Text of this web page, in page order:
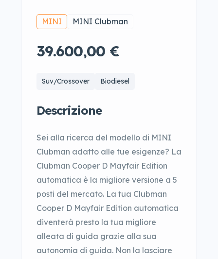
MINI MINI Clubman
39.600,00 €
Suv/Crossover Biodiesel
Descrizione
Sei alla ricerca del modello di MINI
Clubman adatto alle tue esigenze? La
Clubman Cooper D Mayfair Edition
automatica è la migliore versione a 5
posti del mercato. La tua Clubman
Cooper D Mayfair Edition automatica
diventerà presto la tua migliore
alleata di guida grazie alla sua
autonomia di guida. Non la lasciare